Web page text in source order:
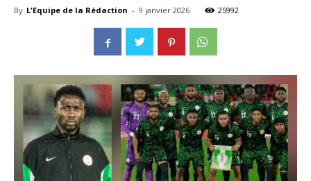
By L'Equipe de la Rédaction - 9 janvier 2026 25992